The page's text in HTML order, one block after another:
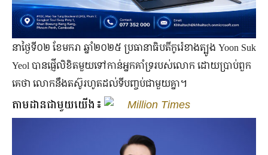
នាថ្ងៃទី០២ ខែមករា ឆ្នាំ២០២៥ ប្រធានាធិបតីកូរ៉េខាងត្បូង Yoon Suk
Yeol បានផ្ញើលិខិតមួយទៅកាន់អ្នកគាំទ្ររបស់លោក ដោយប្រាប់ពួក
គេថា លោកនឹងតស៊ូរហូតដល់ទីបញ្ចប់ជាមួយគ្នា។
តាមដានជាមួយយើង៖ Million Times